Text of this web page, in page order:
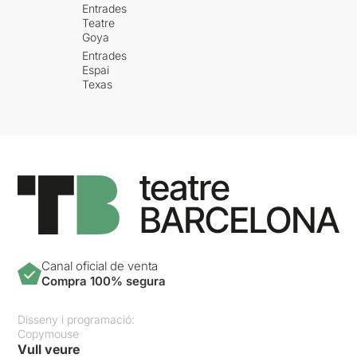
Entrades
Teatre
Goya
Entrades
Espai
Texas
Canal oficial de venta
Compra 100% segura
Disseny i programació:
Copymouse
Vull veure